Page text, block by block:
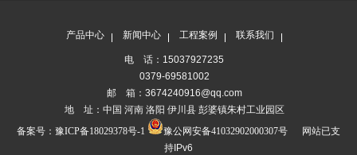
产品中心 新闻中心 工程案例 联系我们
电 话：15037927235
0379-69581002
邮 箱：3674240916@qq.com
地 址：中国 河南 洛阳 伊川县 彭婆镇朱村工业园区
备案号： 豫ICP备18029378号-1 豫公网安备41032902000307号
网站已支
持IPv6